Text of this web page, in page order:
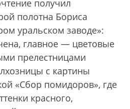
получил
полотна Бориса
уральском заводе»:
главное — цветовые
прелестницами
с картины
«Сбор помидоров», где
красного,